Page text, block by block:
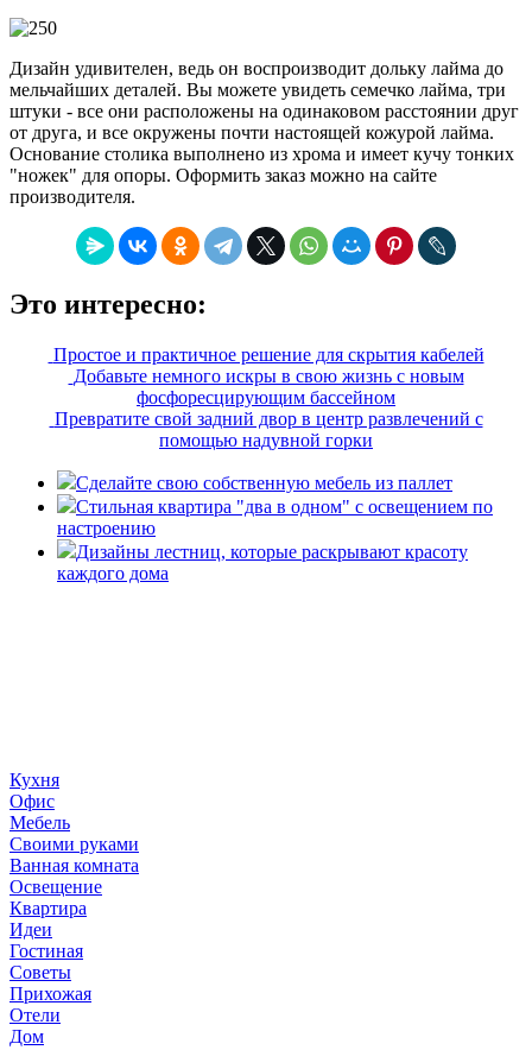
Дизайн удивителен, ведь он воспроизводит дольку лайма до
мельчайших деталей. Вы можете увидеть семечко лайма, три
штуки - все они расположены на одинаковом расстоянии друг
от друга, и все окружены почти настоящей кожурой лайма.
Основание столика выполнено из хрома и имеет кучу тонких
"ножек" для опоры. Оформить заказ можно на сайте
производителя.
Это интересно:
Простое и практичное решение для скрытия кабелей
Добавьте немного искры в свою жизнь с новым
фосфоресцирующим бассейном
Превратите свой задний двор в центр развлечений с
помощью надувной горки
Сделайте свою собственную мебель из паллет
Стильная квартира "два в одном" с освещением по
настроению
Дизайны лестниц, которые раскрывают красоту
каждого дома
Кухня
Офис
Мебель
Своими руками
Ванная комната
Освещение
Квартира
Идеи
Гостиная
Советы
Прихожая
Отели
Дом